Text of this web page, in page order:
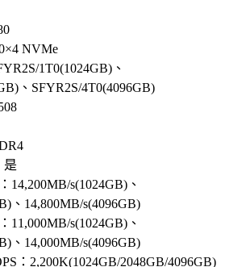
NVMe
1T0(1024GB)、
、SFYR2S/4T0(4096GB)
是
14,200MB/s(1024GB)、
、14,800MB/s(4096GB)
11,000MB/s(1024GB)、
、14,000MB/s(4096GB)
：2,200K(1024GB/2048GB/4096GB)